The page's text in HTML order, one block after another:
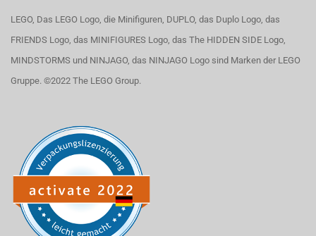
LEGO, Das LEGO Logo, die Minifiguren, DUPLO, das Duplo Logo, das
FRIENDS Logo, das MINIFIGURES Logo, das The HIDDEN SIDE Logo,
MINDSTORMS und NINJAGO, das NINJAGO Logo sind Marken der LEGO
Gruppe. ©2022 The LEGO Group.